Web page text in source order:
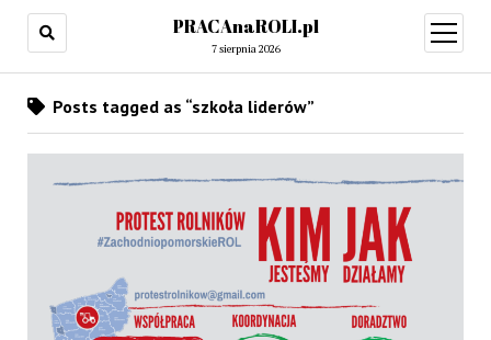
PRACAnaROLI.pl
7 sierpnia 2026
open
menu
Posts tagged as “szkoła liderów”